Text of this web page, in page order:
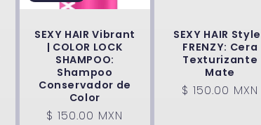
SEXY HAIR Vibrant
| COLOR LOCK
SHAMPOO:
Shampoo
Conservador de
Color
Precio
$ 150.00 MXN
SEXY HAIR
FRENZY: Cera
Texturizante
Mate
Precio
$ 150.00 MXN